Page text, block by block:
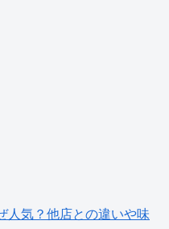
人気？他店との違いや味